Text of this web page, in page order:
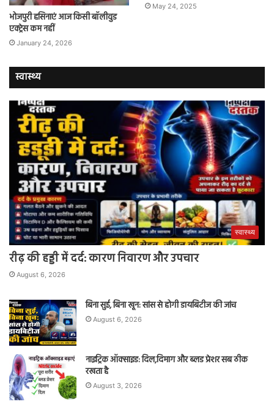
भोजपुरी हसिनाएं आज किसी बॉलीवुड
एक्ट्रेस कम नहीं
January 24, 2026
May 24, 2025
स्वास्थ्य
स्वास्थ्य
रीढ़ की हड्डी में दर्द: कारण निवारण और उपचार
August 6, 2026
बिना सुई, बिना खून: सांस से होगी डायबिटीज की जांच
August 6, 2026
नाइट्रिक ऑक्साइड: दिल,दिमाग और ब्लड प्रेशर सब ठीक
रखता है
August 3, 2026